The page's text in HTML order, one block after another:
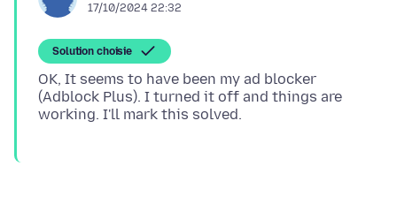
17/10/2024 22:32
Solution choisie
OK, It seems to have been my ad blocker
(Adblock Plus). I turned it off and things are